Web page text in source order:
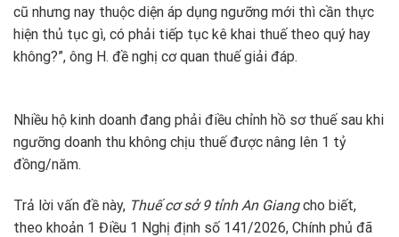
cũ nhưng nay thuộc diện áp dụng ngưỡng mới thì cần thực
hiện thủ tục gì, có phải tiếp tục kê khai thuế theo quý hay
không?”, ông H. đề nghị cơ quan thuế giải đáp.
Nhiều hộ kinh doanh đang phải điều chỉnh hồ sơ thuế sau khi
ngưỡng doanh thu không chịu thuế được nâng lên 1 tỷ
đồng/năm.
Trả lời vấn đề này, Thuế cơ sở 9 tỉnh An Giangcho biết,
theo khoản 1 Điều 1 Nghị định số 141/2026, Chính phủ đã